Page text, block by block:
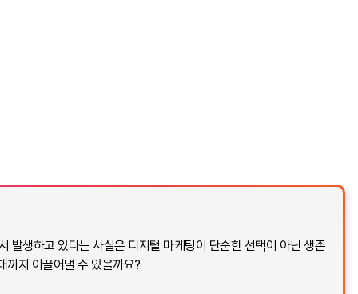
생하고 있다는 사실은 디지털 마케팅이 단순한 선택이 아닌 생존
까지 이끌어낼 수 있을까요?